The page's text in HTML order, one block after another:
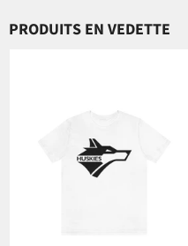
PRODUITS EN VEDETTE